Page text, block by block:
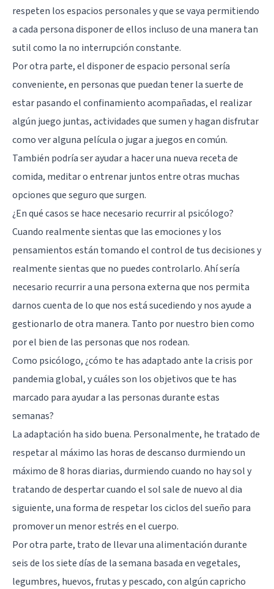
respeten los espacios personales y que se vaya permitiendo
a cada persona disponer de ellos incluso de una manera tan
sutil como la no interrupción constante.
Por otra parte, el disponer de espacio personal sería
conveniente, en personas que puedan tener la suerte de
estar pasando el confinamiento acompañadas, el realizar
algún juego juntas, actividades que sumen y hagan disfrutar
como ver alguna película o jugar a juegos en común.
También podría ser ayudar a hacer una nueva receta de
comida, meditar o entrenar juntos entre otras muchas
opciones que seguro que surgen.
¿En qué casos se hace necesario recurrir al psicólogo?
Cuando realmente sientas que las emociones y los
pensamientos están tomando el control de tus decisiones y
realmente sientas que no puedes controlarlo. Ahí sería
necesario recurrir a una persona externa que nos permita
darnos cuenta de lo que nos está sucediendo y nos ayude a
gestionarlo de otra manera. Tanto por nuestro bien como
por el bien de las personas que nos rodean.
Como psicólogo, ¿cómo te has adaptado ante la crisis por
pandemia global, y cuáles son los objetivos que te has
marcado para ayudar a las personas durante estas
semanas?
La adaptación ha sido buena. Personalmente, he tratado de
respetar al máximo las horas de descanso durmiendo un
máximo de 8 horas diarias, durmiendo cuando no hay sol y
tratando de despertar cuando el sol sale de nuevo al dia
siguiente, una forma de respetar los ciclos del sueño para
promover un menor estrés en el cuerpo.
Por otra parte, trato de llevar una alimentación durante
seis de los siete días de la semana basada en vegetales,
legumbres, huevos, frutas y pescado, con algún capricho